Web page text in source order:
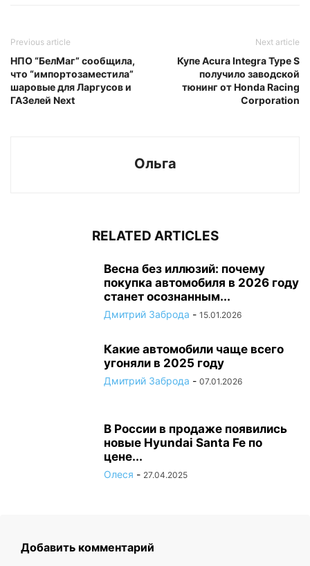
Previous article
НПО “БелМаг” сообщила,
что “импортозаместила”
шаровые для Ларгусов и
ГАЗелей Next
Next article
Купе Acura Integra Type S
получило заводской
тюнинг от Honda Racing
Corporation
Ольга
RELATED ARTICLES
Весна без иллюзий: почему
покупка автомобиля в 2026 году
станет осознанным...
Дмитрий Заброда - 15.01.2026
Какие автомобили чаще всего
угоняли в 2025 году
Дмитрий Заброда - 07.01.2026
В России в продаже появились
новые Hyundai Santa Fe по
цене...
Олеся - 27.04.2025
Добавить комментарий